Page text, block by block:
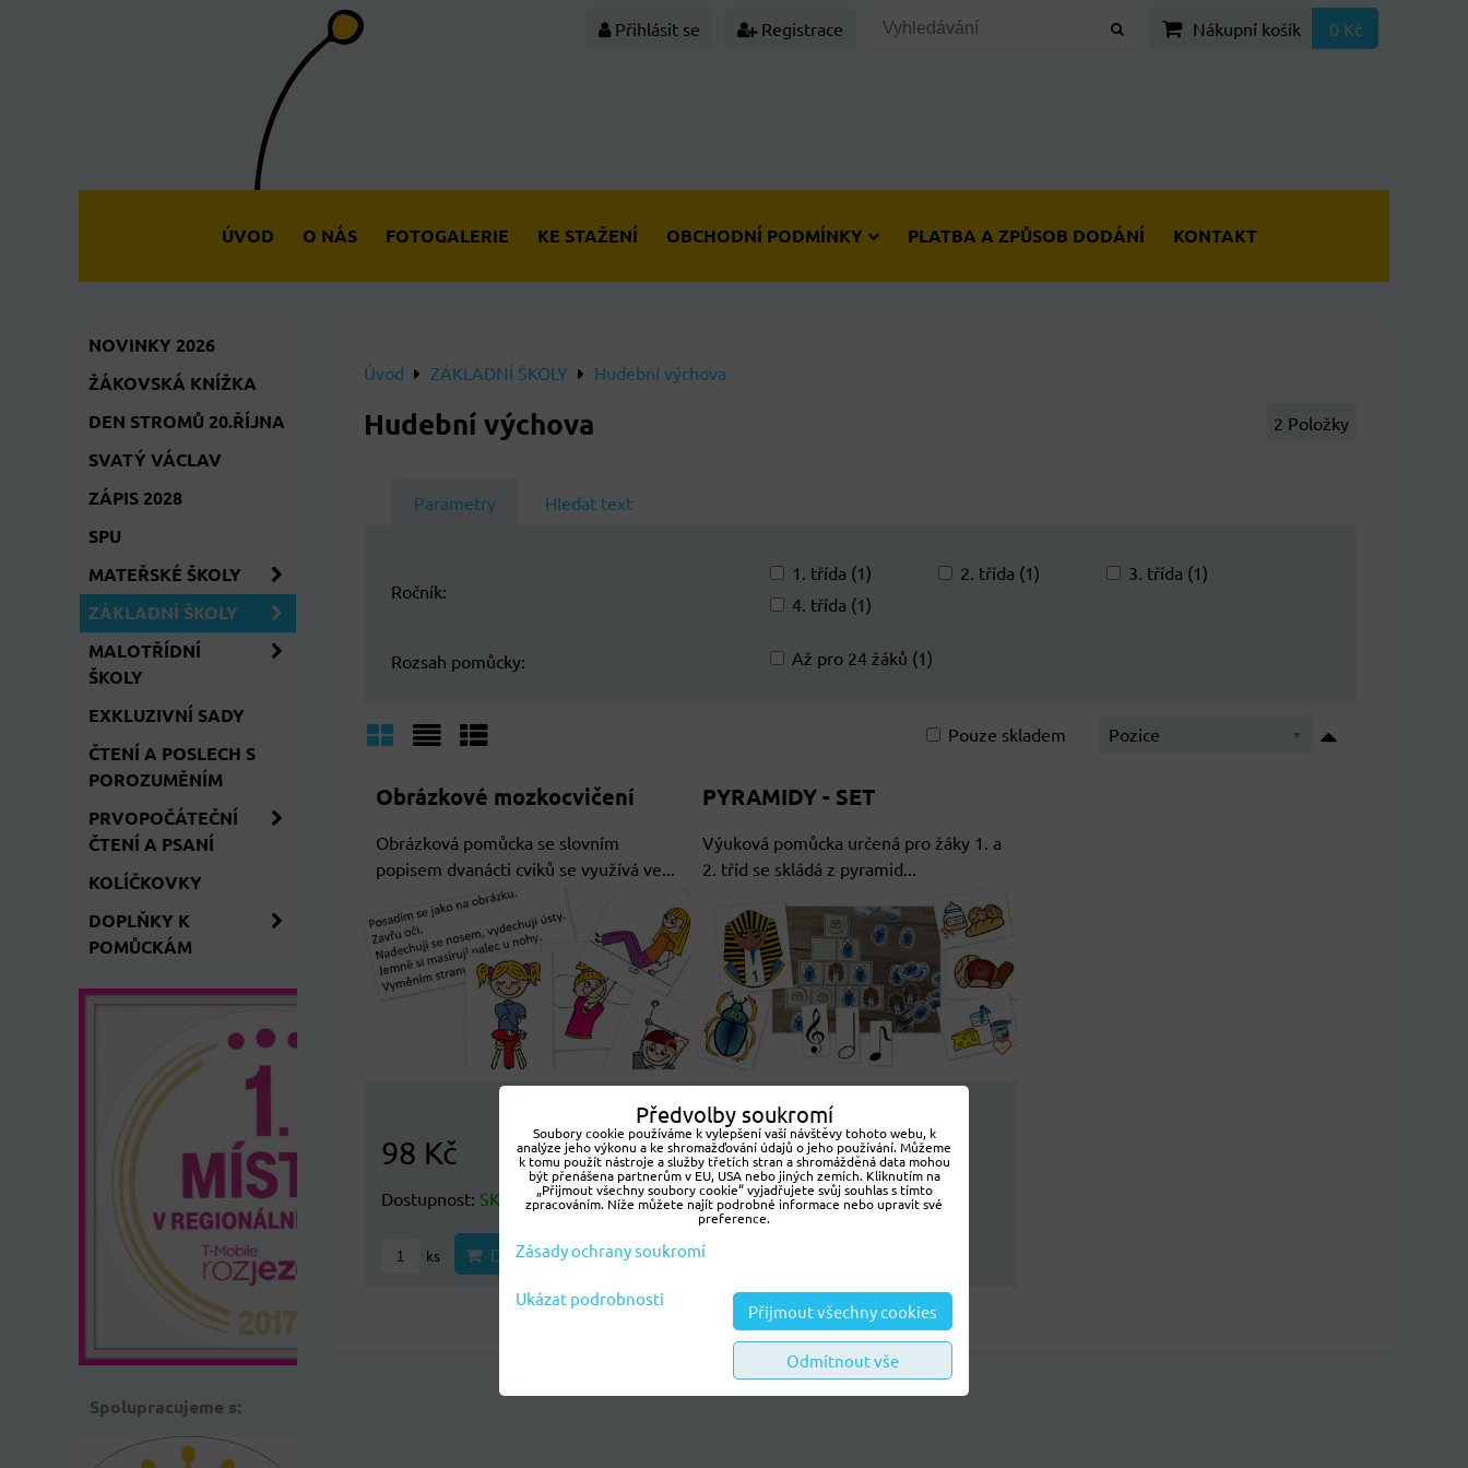
Přihlásit se Registrace Nákupní košík 0 Kč
ÚVOD O NÁS FOTOGALERIE KE STAŽENÍ OBCHODNÍ PODMÍNKY PLATBA A ZPŮSOB DODÁNÍ KONTAKT
Úvod ZÁKLADNÍ ŠKOLY Hudební výchova
Hudební výchova 2 Položky
Parametry Hledat text
Ročník:
1. třída (1) 2. třída (1)
3. třída (1)
4. třída (1)
Rozsah pomůcky: Až pro 24 žáků (1)
Pozice
Pouze skladem
Obrázkové mozkocvičení
Obrázková pomůcka se slovním
popisem dvanácti cviků se využívá ve...
98 Kč
Dostupnost: SKLADEM
ks DO KOŠÍKU
PYRAMIDY - SET
Výuková pomůcka určená pro žáky 1. a
2. tříd se skládá z pyramid...
NOVINKA
3710 Kč
Dostupnost:SKLADEM
NOVINKY 2026
ŽÁKOVSKÁ KNÍŽKA
DEN STROMŮ 20.ŘÍJNA
SVATÝ VÁCLAV
ZÁPIS 2028
SPU
MATEŘSKÉ ŠKOLY
ZÁKLADNÍ ŠKOLY
MALOTŘÍDNÍ
ŠKOLY
EXKLUZIVNÍ SADY
ČTENÍ A POSLECH S
POROZUMĚNÍM
PRVOPOČÁTEČNÍ
ČTENÍ A PSANÍ
KOLÍČKOVKY
DOPLŇKY K
POMŮCKÁM
Spolupracujeme s:
Předvolby soukromí
Soubory cookie používáme k vylepšení vaší návštěvy tohoto webu, k
analýze jeho výkonu a ke shromažďování údajů o jeho používání. Můžeme
k tomu použít nástroje a služby třetích stran a shromážděná data mohou
být přenášena partnerům v EU, USA nebo jiných zemích. Kliknutím na
„Přijmout všechny soubory cookie“ vyjadřujete svůj souhlas s tímto
zpracováním. Níže můžete najít podrobné informace nebo upravit své
preference.
Zásady ochrany soukromí
Ukázat podrobnosti
Přijmout všechny cookies
Odmítnout vše